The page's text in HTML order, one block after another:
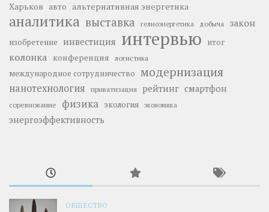
Харьков авто альтернативная энергетика
аналитика выставка гелиоэнергетика добыча закон
изобретение инвестиция интервью итог
колонка конференция логистика
международное сотрудничество модернизация
нанотехнология приватизация рейтинг смартфон
соревнование физика экология экономика
энергоэффективность
ОБЩЕСТВО